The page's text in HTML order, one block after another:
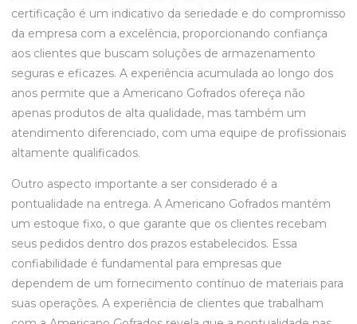
certificação é um indicativo da seriedade e do compromisso
da empresa com a excelência, proporcionando confiança
aos clientes que buscam soluções de armazenamento
seguras e eficazes. A experiência acumulada ao longo dos
anos permite que a Americano Gofrados ofereça não
apenas produtos de alta qualidade, mas também um
atendimento diferenciado, com uma equipe de profissionais
altamente qualificados.
Outro aspecto importante a ser considerado é a
pontualidade na entrega. A Americano Gofrados mantém
um estoque fixo, o que garante que os clientes recebam
seus pedidos dentro dos prazos estabelecidos. Essa
confiabilidade é fundamental para empresas que
dependem de um fornecimento contínuo de materiais para
suas operações. A experiência de clientes que trabalham